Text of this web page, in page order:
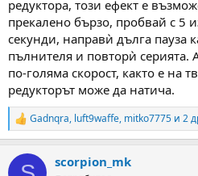
редуктора, този ефект е
прекалено бързо, пробвай с 5
секунди, направѝ дълга пауза
пълнителя и повторѝ серията.
по-голяма скорост, както е на
редукторът може да натича.
R
e
c
Gadnqra, luft9waffe, mitko7775 и 2
scorpion_mk